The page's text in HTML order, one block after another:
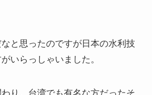
と思ったのですが日本の水利技
いらっしゃいました。
り、台湾でも有名な方だったそ